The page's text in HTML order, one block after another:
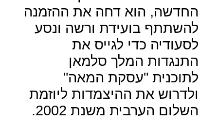
החדשה, הוא דחה את ההזמנה
להשתתף בועידת ורשה ונסע
לסעודיה כדי לגייס את
התנגדות המלך סלמאן
לתוכנית "עסקת המאה"
ולדרוש את ההיצמדות ליוזמת
השלום הערבית משנת 2002.